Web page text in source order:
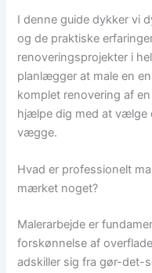
I denne guide dykker vi
og de praktiske
renoveringsprojekter i
planlægger at male en
komplet renovering af
hjælpe dig med at vælge
vægge.
Hvad er professionelt
mærket noget?
Malerarbejde er
forskønnelse af
adskiller sig fra gør-det-